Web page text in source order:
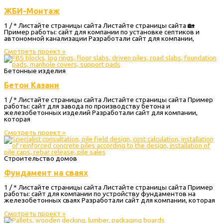
ЖБИ-Монтаж
1 / * Листайте страницы сайта Листайте страницы сайта 🏡
Пример работы: сайт для компании по установке септиков и
автономной канализации Разработали сайт для компании,
Смотреть проект »
Бетонные изделия
Бетон Казани
1 / * Листайте страницы сайта Листайте страницы сайта Пример
работы: сайт для завода по производству бетона и
железобетонных изделий Разработали сайт для компании,
которая
Смотреть проект »
Строительство домов
Фундамент на сваях
1 / * Листайте страницы сайта Листайте страницы сайта Пример
работы: сайт для компании по устройству фундаментов на
железобетонных сваях Разработали сайт для компании, которая
Смотреть проект »